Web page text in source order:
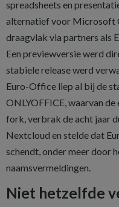
spreadsheets en
alternatief voor Microsoft
draagvlak via partners als
Een previewversie werd
stabiele release werd
Euro-Office liep al bij de
ONLYOFFICE, waarvan
fork, verbrak de acht jaar
Nextcloud en stelde dat
schendt, onder meer door
naamsvermeldingen.
Niet hetzelfde